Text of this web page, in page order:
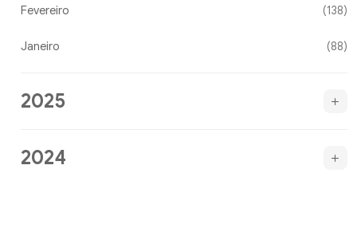
Fevereiro (138)
Janeiro (88)
2025
2024